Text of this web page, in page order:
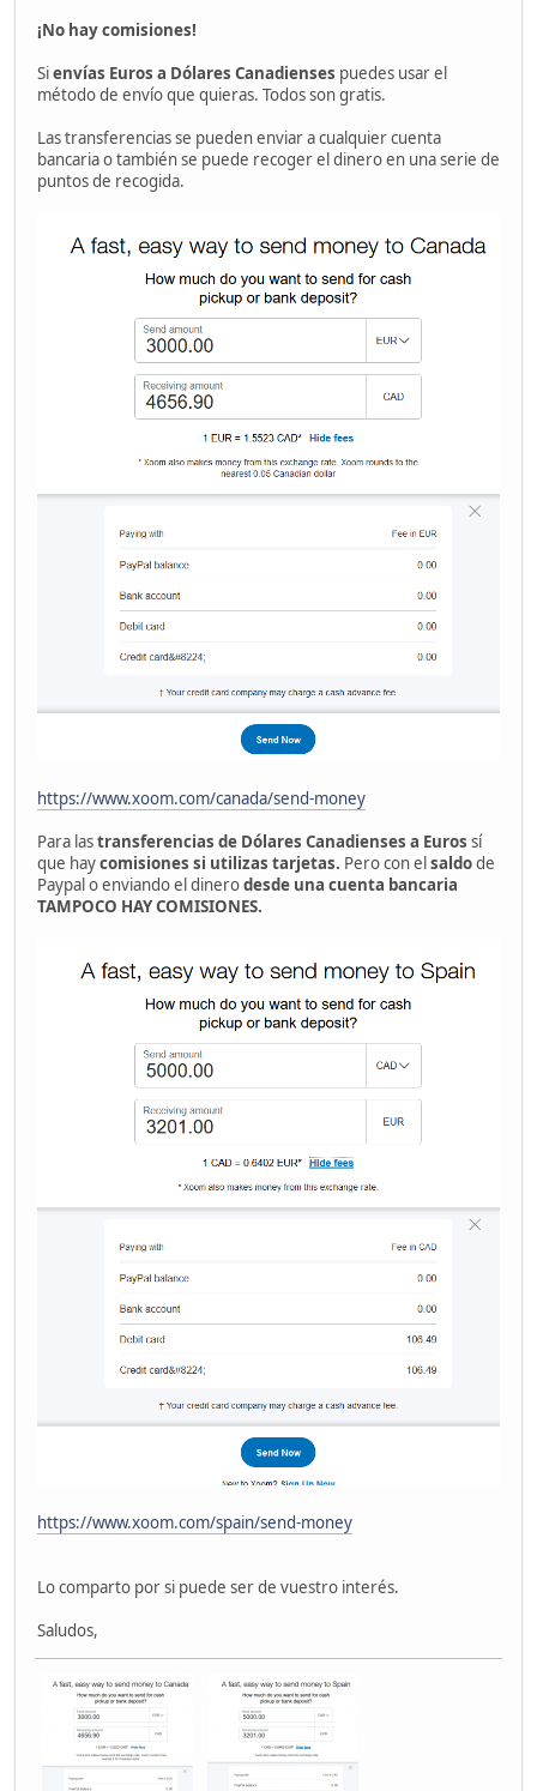
¡No hay comisiones!
Sienvías Euros a Dólares Canadienses puedes usar el
método de envío que quieras. Todos son gratis.
Las transferencias se pueden enviar a cualquier cuenta
bancaria o también se puede recoger el dinero en una serie de
puntos de recogida.
https://www.xoom.com/canada/send-money
Para lastransferencias de Dólares Canadienses a Euros sí
que haycomisiones si utilizas tarjetas. Pero con elsaldode
Paypal o enviando el dinerodesde una cuenta bancaria
TAMPOCO HAY COMISIONES.
https://www.xoom.com/spain/send-money
Lo comparto por si puede ser de vuestro interés.
Saludos,